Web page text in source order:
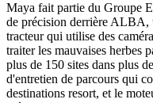
Maya fait partie du Groupe
de précision derrière ALBA,
tracteur qui utilise des
traiter les mauvaises herbes
plus de 150 sites dans plus
d'entretien de parcours qui
destinations resort, et le